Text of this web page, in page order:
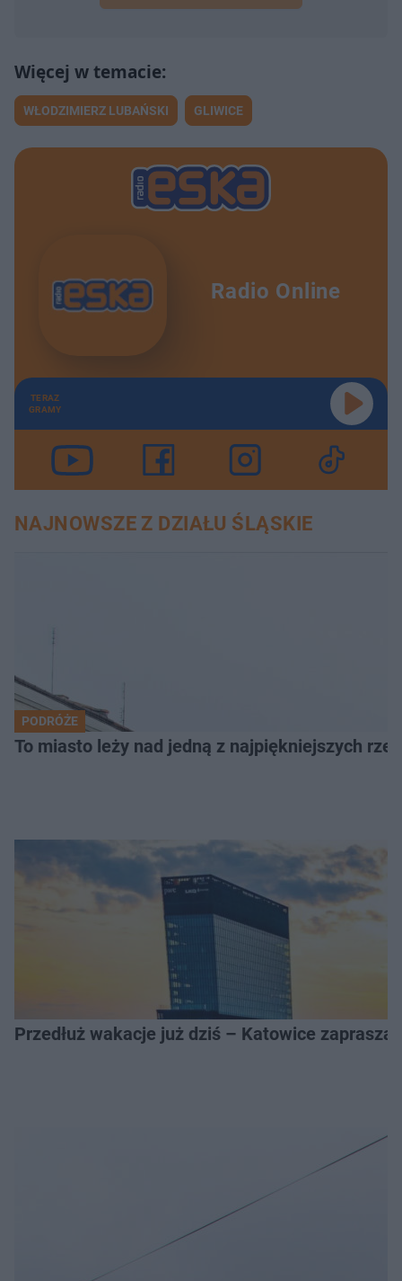
WŁODZIMIERZ LUBAŃSKI GLIWICE
Radio Online
TERAZ
GRAMY
NAJNOWSZE Z DZIAŁU ŚLĄSKIE
PODRÓŻE
To miasto leży nad jedną z najpiękniejszych
Przedłuż wakacje już dziś – Katowice